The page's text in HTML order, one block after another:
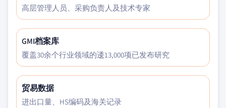
高层管理人员、采购负责人及技术专家
GMI档案库
覆盖30余个行业领域的逶13,000项已发布研究
贸易数据
进出口量、HS编码及海关记录